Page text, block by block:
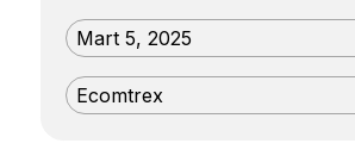
Mart 5, 2025
Ecomtrex